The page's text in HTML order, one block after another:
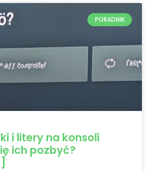
PORADNIK
i litery na konsoli
ich pozbyć?